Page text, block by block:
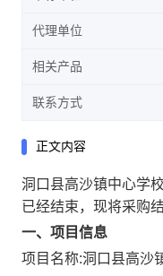
代理单位
相关产品
联系方式
正文内容
洞口县高沙镇中心学
已经结束，现将采购
一、项目信息
项目名称:洞口县高沙